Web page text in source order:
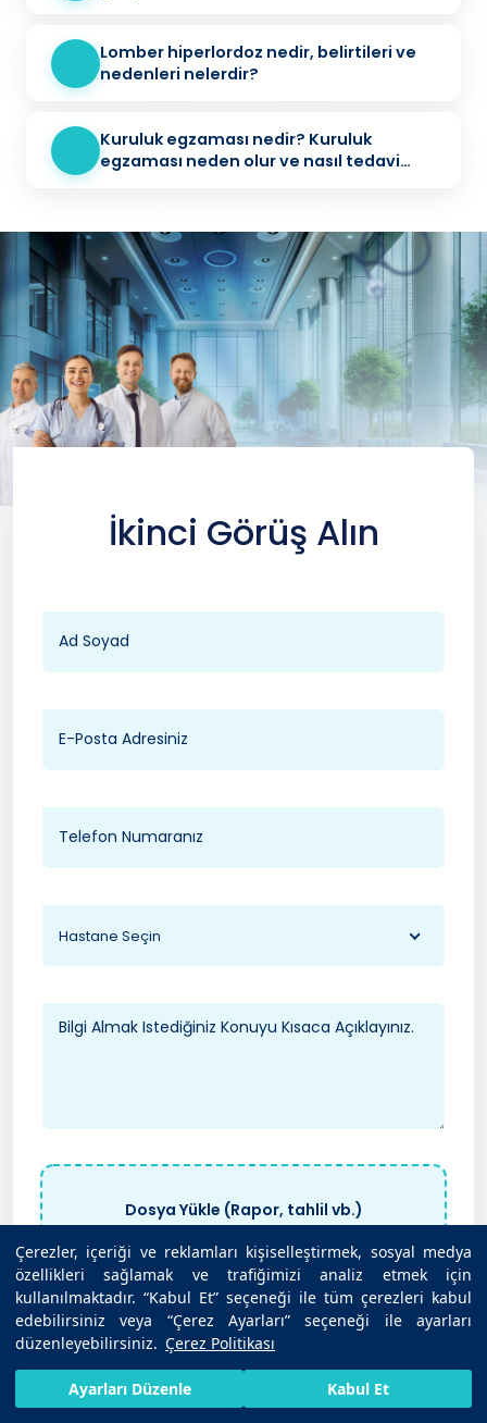
Çerezler, içeriği ve reklamları kişiselleştirmek, sosyal medya
özellikleri sağlamak ve trafiğimizi analiz etmek için
kullanılmaktadır. “Kabul Et” seçeneği ile tüm çerezleri kabul
edebilirsiniz veya “Çerez Ayarları” seçeneği ile ayarları
düzenleyebilirsiniz. Çerez Politikası
Ayarları Düzenle Kabul Et
Lomber hiperlordoz nedir, belirtileri ve
nedenleri nelerdir?
Kuruluk egzaması nedir? Kuruluk
egzaması neden olur ve nasıl tedavi
İkinci Görüş Alın
Hastane Seçin
Dosya Yükle (Rapor, tahlil vb.)
Kişisel Verilerin Korunması Kanunu
belirtilen kapsamda işlenmesini ve sağlık hizmet
sunumu amacıyla tarafımla iletişime geçilmesini
HIZLI RANDEVU AL BIZE ULAŞIN